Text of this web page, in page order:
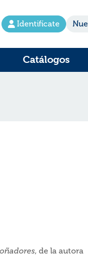
Identifícate
Catálogos
, de la autora